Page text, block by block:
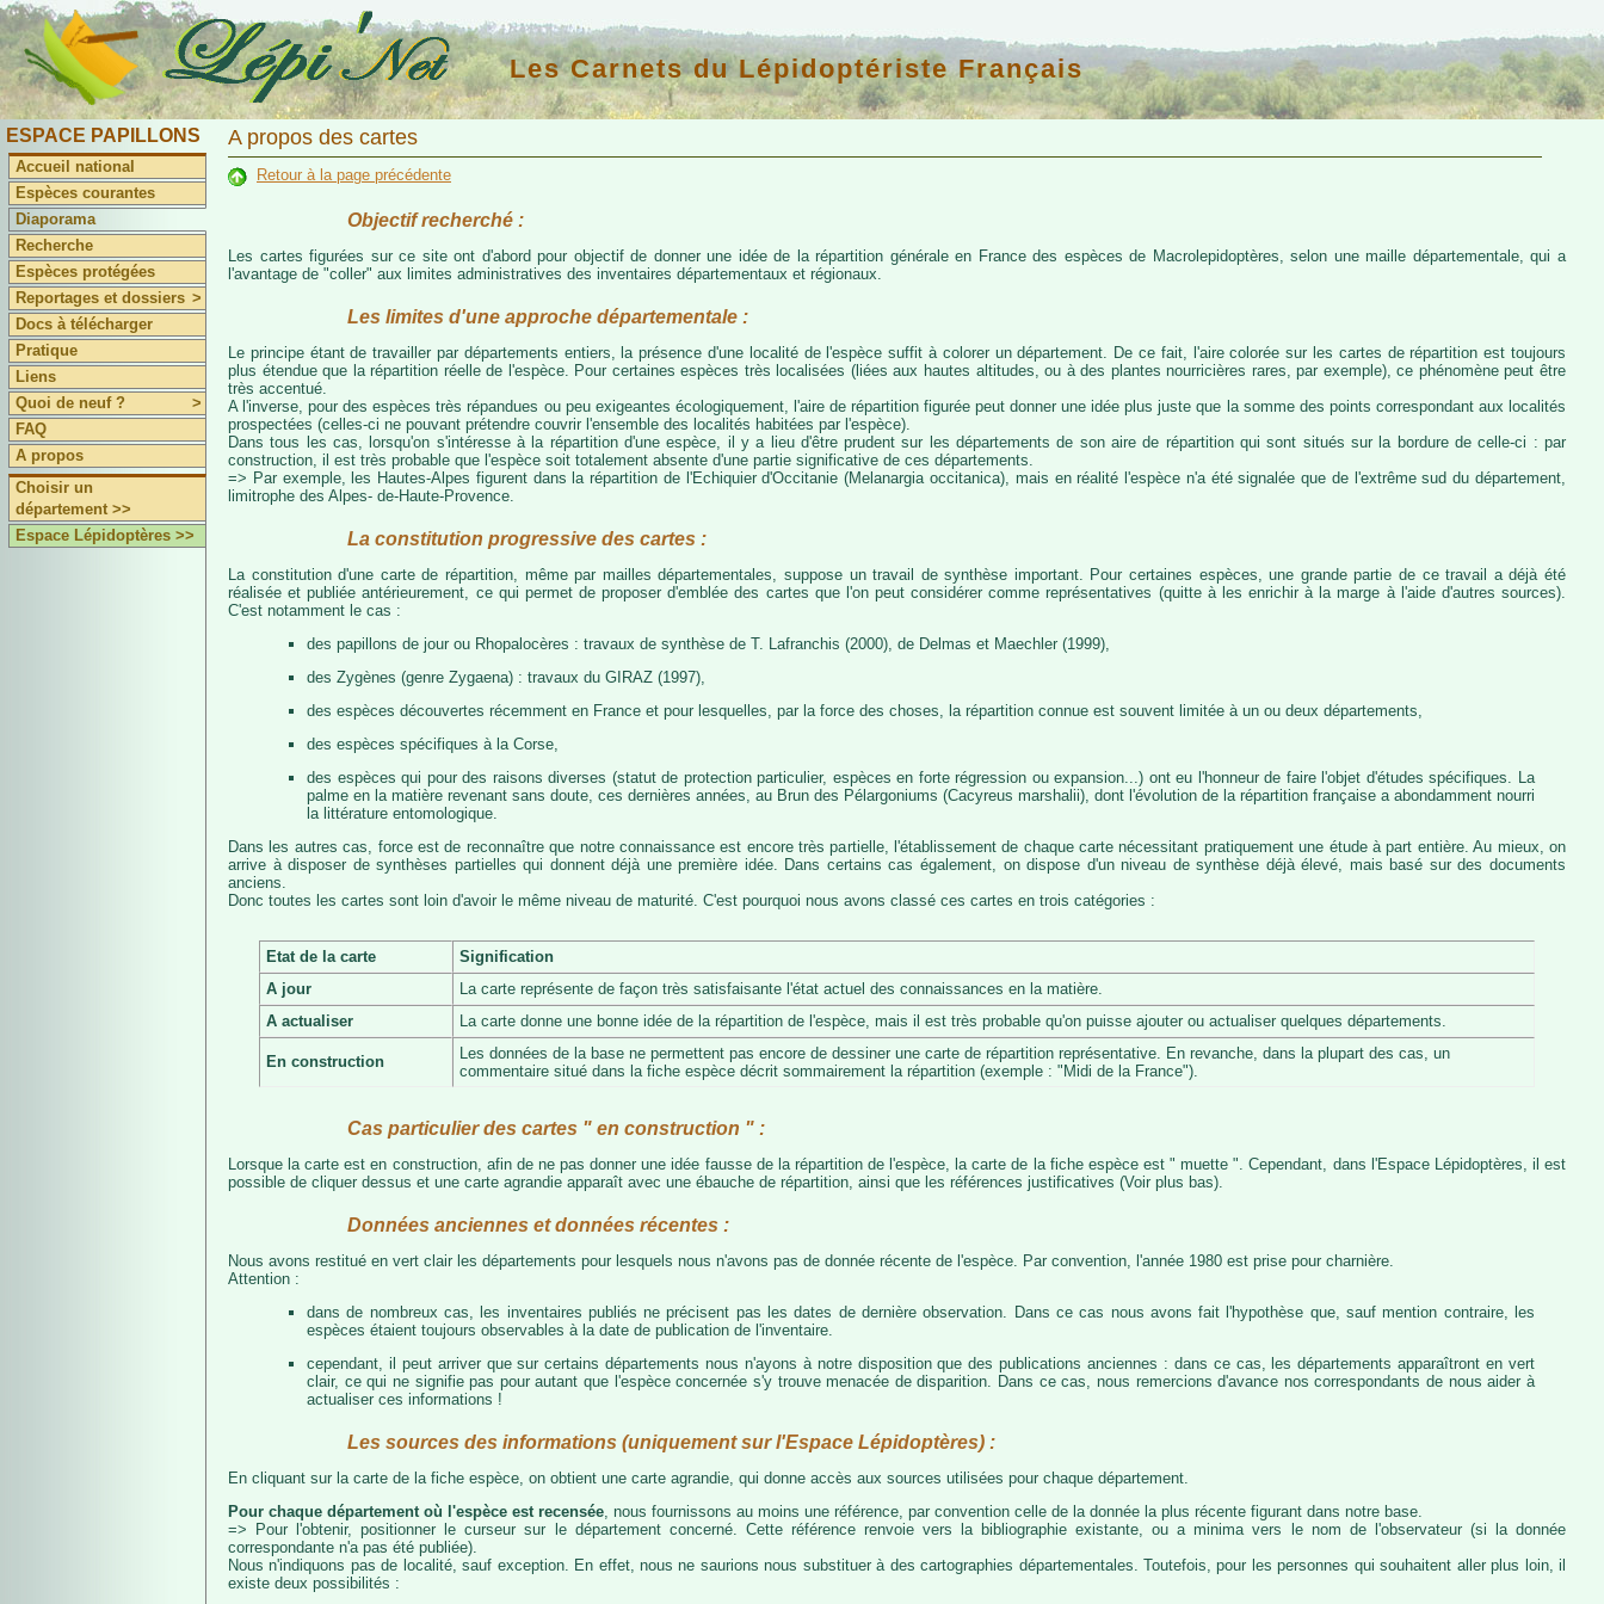
Les Carnets du Lépidoptériste Français
ESPACE PAPILLONS
Accueil national
Espèces courantes
Diaporama
Recherche
Espèces protégées
Reportages et dossiers >
Docs à télécharger
Pratique
Liens
Quoi de neuf ?
>
FAQ
A propos
Choisir un
département >>
Espace Lépidoptères >>
A propos des cartes
Retour à la page précédente
Objectif recherché :
Les cartes figurées sur ce site ont d'abord pour objectif de donner une idée de la répartition générale en France des espèces de Macrolepidoptères, selon une maille départementale, qui a
l'avantage de "coller" aux limites administratives des inventaires départementaux et régionaux.
Les limites d'une approche départementale :
Le principe étant de travailler par départements entiers, la présence d'une localité de l'espèce suffit à colorer un département. De ce fait, l'aire colorée sur les cartes de répartition est toujours
plus étendue que la répartition réelle de l'espèce. Pour certaines espèces très localisées (liées aux hautes altitudes, ou à des plantes nourricières rares, par exemple), ce phénomène peut être
très accentué.
A l'inverse, pour des espèces très répandues ou peu exigeantes écologiquement, l'aire de répartition figurée peut donner une idée plus juste que la somme des points correspondant aux localités
prospectées (celles-ci ne pouvant prétendre couvrir l'ensemble des localités habitées par l'espèce).
Dans tous les cas, lorsqu'on s'intéresse à la répartition d'une espèce, il y a lieu d'être prudent sur les départements de son aire de répartition qui sont situés sur la bordure de celle-ci : par
construction, il est très probable que l'espèce soit totalement absente d'une partie significative de ces départements.
=> Par exemple, les Hautes-Alpes figurent dans la répartition de l'Echiquier d'Occitanie (Melanargia occitanica), mais en réalité l'espèce n'a été signalée que de l'extrême sud du département,
limitrophe des Alpes- de-Haute-Provence.
La constitution progressive des cartes :
La constitution d'une carte de répartition, même par mailles départementales, suppose un travail de synthèse important. Pour certaines espèces, une grande partie de ce travail a déjà été
réalisée et publiée antérieurement, ce qui permet de proposer d'emblée des cartes que l'on peut considérer comme représentatives (quitte à les enrichir à la marge à l'aide d'autres sources).
C'est notamment le cas :
des papillons de jour ou Rhopalocères : travaux de synthèse de T. Lafranchis (2000), de Delmas et Maechler (1999),
des Zygènes (genre Zygaena) : travaux du GIRAZ (1997),
des espèces découvertes récemment en France et pour lesquelles, par la force des choses, la répartition connue est souvent limitée à un ou deux départements,
des espèces spécifiques à la Corse,
des espèces qui pour des raisons diverses (statut de protection particulier, espèces en forte régression ou expansion...) ont eu l'honneur de faire l'objet d'études spécifiques. La
palme en la matière revenant sans doute, ces dernières années, au Brun des Pélargoniums (Cacyreus marshalii), dont l'évolution de la répartition française a abondamment nourri
la littérature entomologique.
Dans les autres cas, force est de reconnaître que notre connaissance est encore très partielle, l'établissement de chaque carte nécessitant pratiquement une étude à part entière. Au mieux, on
arrive à disposer de synthèses partielles qui donnent déjà une première idée. Dans certains cas également, on dispose d'un niveau de synthèse déjà élevé, mais basé sur des documents
anciens.
Donc toutes les cartes sont loin d'avoir le même niveau de maturité. C'est pourquoi nous avons classé ces cartes en trois catégories :
Etat de la carte
Signification
A jour
La carte représente de façon très satisfaisante l'état actuel des connaissances en la matière.
A actualiser
La carte donne une bonne idée de la répartition de l'espèce, mais il est très probable qu'on puisse ajouter ou actualiser quelques départements.
En construction
Les données de la base ne permettent pas encore de dessiner une carte de répartition représentative. En revanche, dans la plupart des cas, un
commentaire situé dans la fiche espèce décrit sommairement la répartition (exemple : "Midi de la France").
Cas particulier des cartes " en construction " :
Lorsque la carte est en construction, afin de ne pas donner une idée fausse de la répartition de l'espèce, la carte de la fiche espèce est " muette ". Cependant, dans l'Espace Lépidoptères, il est
possible de cliquer dessus et une carte agrandie apparaît avec une ébauche de répartition, ainsi que les références justificatives (Voir plus bas).
Données anciennes et données récentes :
Nous avons restitué en vert clair les départements pour lesquels nous n'avons pas de donnée récente de l'espèce. Par convention, l'année 1980 est prise pour charnière.
Attention :
dans de nombreux cas, les inventaires publiés ne précisent pas les dates de dernière observation. Dans ce cas nous avons fait l'hypothèse que, sauf mention contraire, les
espèces étaient toujours observables à la date de publication de l'inventaire.
cependant, il peut arriver que sur certains départements nous n'ayons à notre disposition que des publications anciennes : dans ce cas, les départements apparaîtront en vert
clair, ce qui ne signifie pas pour autant que l'espèce concernée s'y trouve menacée de disparition. Dans ce cas, nous remercions d'avance nos correspondants de nous aider à
actualiser ces informations !
Les sources des informations (uniquement sur l'Espace Lépidoptères) :
En cliquant sur la carte de la fiche espèce, on obtient une carte agrandie, qui donne accès aux sources utilisées pour chaque département.
Pour chaque département où l'espèce est recensée , nous fournissons au moins une référence, par convention celle de la donnée la plus récente figurant dans notre base.
=> Pour l'obtenir, positionner le curseur sur le département concerné. Cette référence renvoie vers la bibliographie existante, ou a minima vers le nom de l'observateur (si la donnée
correspondante n'a pas été publiée).
Nous n'indiquons pas de localité, sauf exception. En effet, nous ne saurions nous substituer à des cartographies départementales. Toutefois, pour les personnes qui souhaitent aller plus loin, il
existe deux possibilités :